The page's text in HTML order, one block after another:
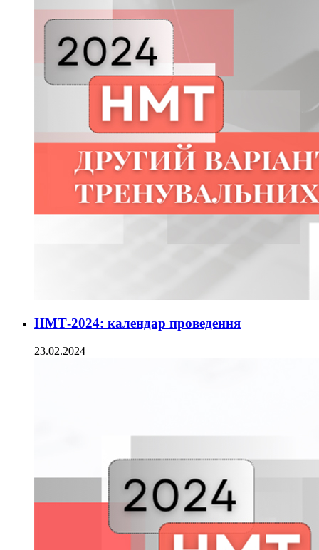
НМТ-2024: календар проведення
23.02.2024